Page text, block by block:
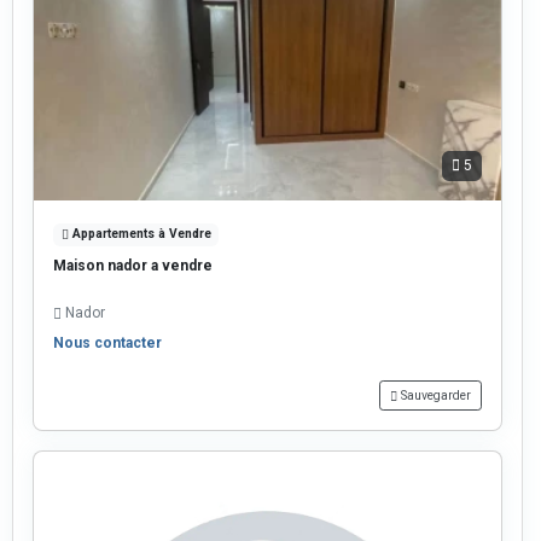
5
Appartements à Vendre
Maison nador a vendre
Nador
Nous contacter
Sauvegarder